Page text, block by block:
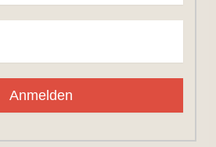
Anmelden